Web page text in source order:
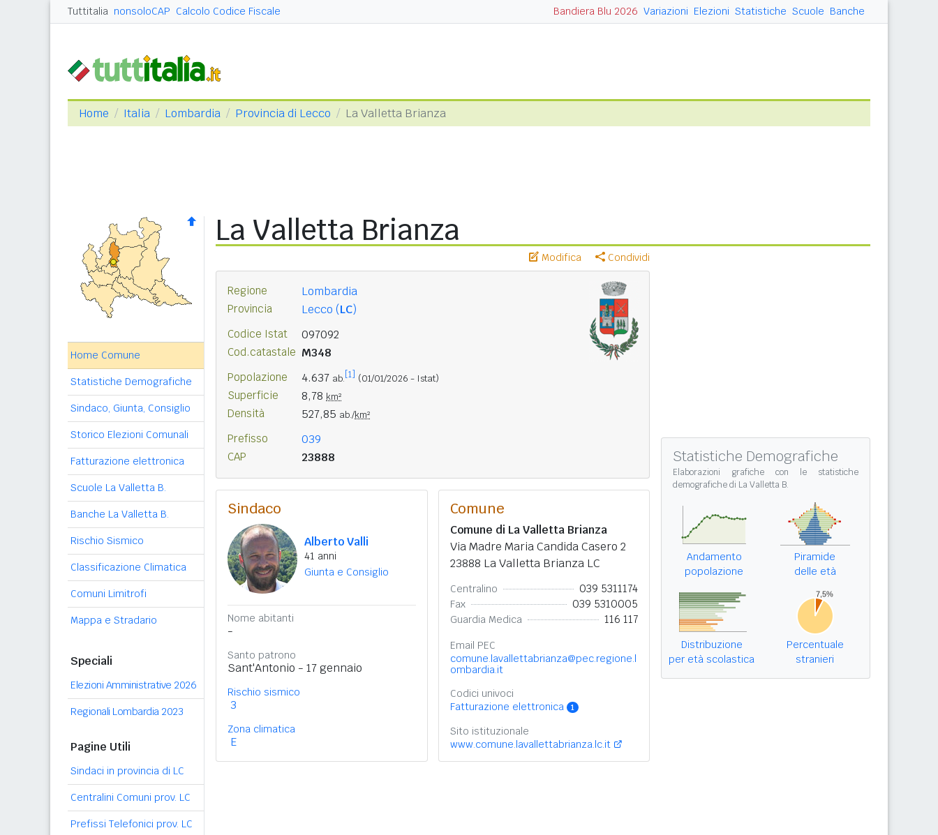
Tuttitalia nonsoloCAP Calcolo Codice Fiscale Bandiera Blu 2026 Variazioni Elezioni Statistiche Scuole Banche
Home Italia Lombardia Provincia di Lecco La Valletta Brianza
Home Comune
Statistiche Demografiche
Sindaco, Giunta, Consiglio
Storico Elezioni Comunali
Fatturazione elettronica
Scuole La Valletta B.
Banche La Valletta B.
Rischio Sismico
Classificazione Climatica
Comuni Limitrofi
Mappa e Stradario
Speciali
Elezioni Amministrative 2026
Regionali Lombardia 2023
Pagine Utili
Sindaci in provincia di LC
Centralini Comuni prov. LC
Prefissi Telefonici prov. LC
La Valletta Brianza
Modifica Condividi
Regione Lombardia
Provincia Lecco (LC)
Codice Istat 097092
Cod.catastale M348
Popolazione 4.637 ab. [1] (01/01/2026 - Istat)
Superficie 8,78 km²
Densità 527,85 ab./km²
Prefisso 039
CAP 23888
Sindaco
Alberto Valli
41 anni
Giunta e Consiglio
Nome abitanti
-
Santo patrono
Sant'Antonio - 17 gennaio
Rischio sismico
3
Zona climatica
E
Comune
Comune di La Valletta Brianza
Via Madre Maria Candida Casero 2
23888 La Valletta Brianza LC
Centralino 039 5311174
Fax 039 5310005
Guardia Medica 116 117
Email PEC
comune.lavallettabrianza@pec.regione.l
ombardia.it
Codici univoci
Fatturazione elettronica
1
Sito istituzionale
www.comune.lavallettabrianza.lc.it
Statistiche Demografiche
Elaborazioni grafiche con le statistiche
demografiche di La Valletta B.
Andamento
popolazione
Piramide
delle età
Distribuzione
per età scolastica
Percentuale
stranieri